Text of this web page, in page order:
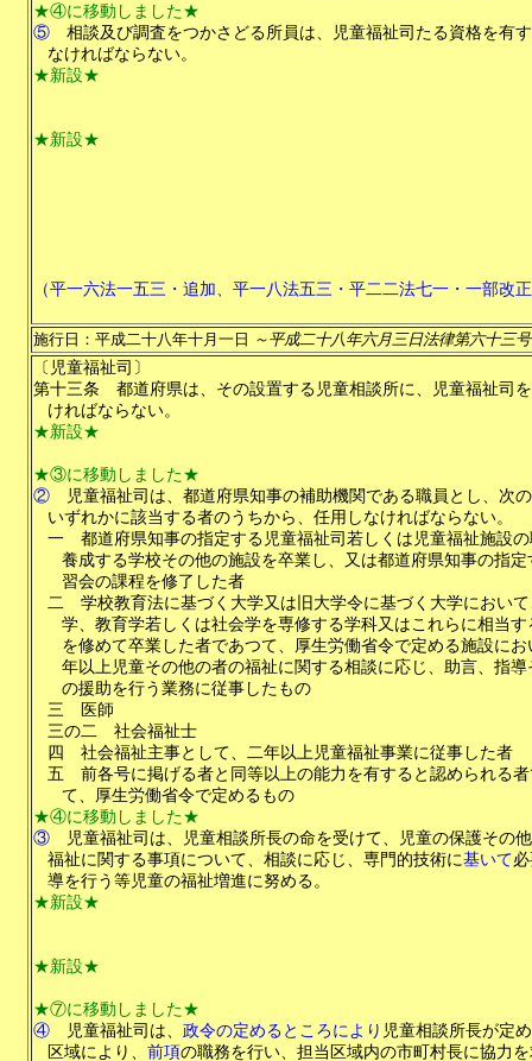
★④に移動しました★
⑤
相談及び調査をつかさどる所員は、児童福祉司たる資格を有
なければならない。
★新設★
★新設★
（平一六法一五三・追加、平一八法五三・平二二法七一・一部改
施行日：平成二十八年十月一日 ～平成二十八年六月三日法律第六十三
〔児童福祉司〕
第十三条
都道府県は、その設置する児童相談所に、児童福祉司
ければならない。
★新設★
★③に移動しました★
②
児童福祉司は、都道府県知事の補助機関である職員とし、次
いずれかに該当する者のうちから、任用しなければならない。
一
都道府県知事の指定する児童福祉司若しくは児童福祉施設
養成する学校その他の施設を卒業し、又は都道府県知事の指定
習会の課程を修了した者
二
学校教育法に基づく大学又は旧大学令に基づく大学におい
学、教育学若しくは社会学を専修する学科又はこれらに相当す
を修めて卒業した者であつて、厚生労働省令で定める施設にお
年以上児童その他の者の福祉に関する相談に応じ、助言、指導
の援助を行う業務に従事したもの
三
医師
三の二
社会福祉士
四
社会福祉主事として、二年以上児童福祉事業に従事した者
五
前各号に掲げる者と同等以上の能力を有すると認められる
て、厚生労働省令で定めるもの
★④に移動しました★
③
児童福祉司は、児童相談所長の命を受けて、児童の保護その
福祉に関する事項について、相談に応じ、専門的技術に基いて
導を行う等児童の福祉増進に努める。
★新設★
★新設★
★⑦に移動しました★
④
児童福祉司は、 政令の定めるところにより 児童相談所長が定
区域により、 前項の職務を行い、担当区域内の市町村長に協力